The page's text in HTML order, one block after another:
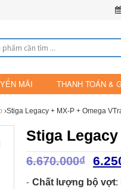
MÃI THANH TOÁN &
›Stiga Legacy + MX-P + Omega
Stiga Legacy
6.670.000₫
Chất lượng bộ vợt: